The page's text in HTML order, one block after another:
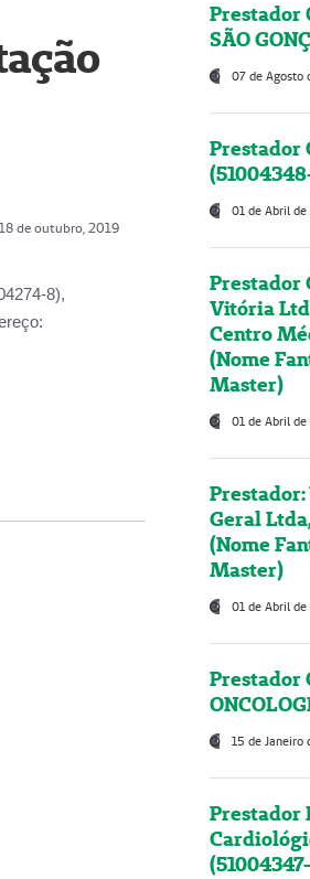
18 de outubro, 2019
8),
Prestador
SÃO
07 de Agosto
Prestador
01 de Abril
Prestador
Vitória
Centro
(Nome
Master)
01 de Abril
Geral
(Nome
Master)
01 de Abril
Prestador
15 de Janeiro
Prestador